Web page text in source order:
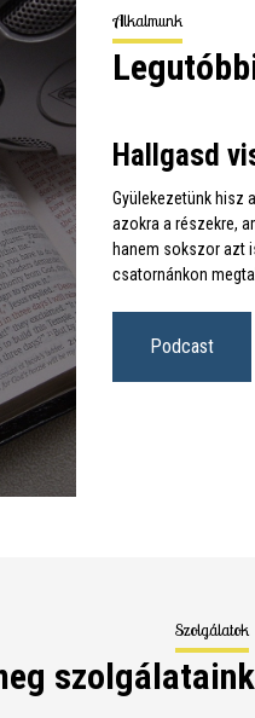
Alkalmunk
Hallgasd
Gyülekezetünk hisz
azokra a részekre,
hanem sokszor azt
csatornánkon
Podcast
Szolgálatok